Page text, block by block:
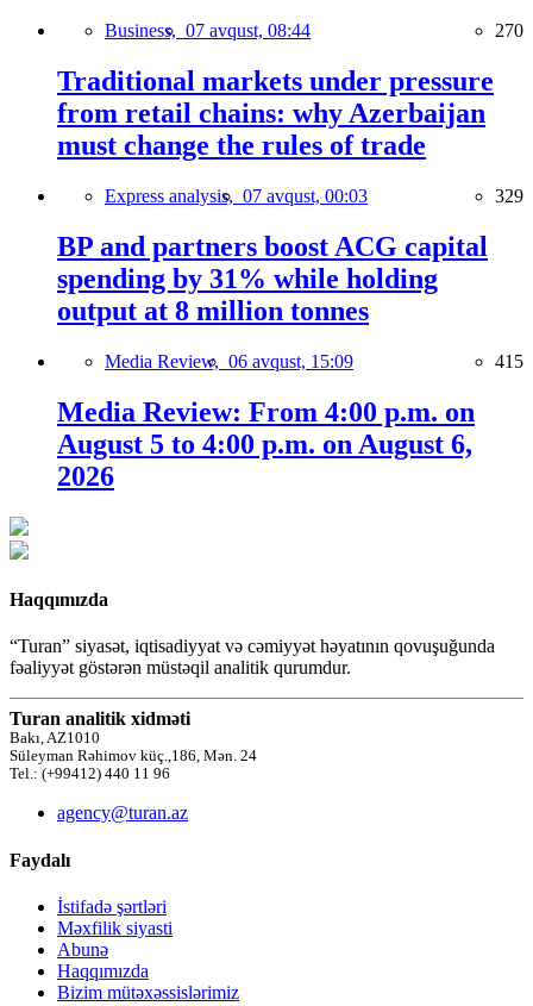
Business, 07 avqust, 08:44 270
Traditional markets under pressure
from retail chains: why Azerbaijan
must change the rules of trade
Express analysis, 07 avqust, 00:03 329
BP and partners boost ACG capital
spending by 31% while holding
output at 8 million tonnes
Media Review, 06 avqust, 15:09 415
Media Review: From 4:00 p.m. on
August 5 to 4:00 p.m. on August 6,
2026
Haqqımızda
“Turan” siyasət, iqtisadiyyat və cəmiyyət həyatının qovuşuğunda
fəaliyyət göstərən müstəqil analitik qurumdur.
Turan analitik xidməti
Bakı, AZ1010
Süleyman Rəhimov küç.,186, Mən. 24
Tel.: (+99412) 440 11 96
agency@turan.az
Faydalı
İstifadə şərtləri
Məxfilik siyasti
Abunə
Haqqımızda
Bizim mütəxəssislərimiz